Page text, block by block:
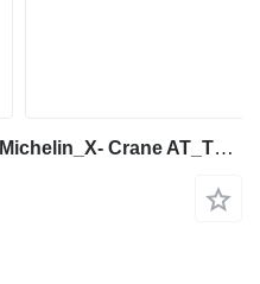
445/95R25_16.00R25_174F_Michelin_X- Crane AT_TL_MPT_Kranreifen